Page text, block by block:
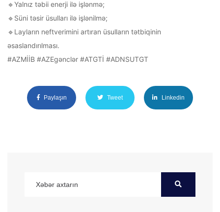
🔹Yalnız təbii enerji ilə işlənmə;
🔹Süni təsir üsulları ilə işlənilmə;
🔹Layların neftverimini artıran üsulların tətbiqinin
əsaslandırılması.
#AZMİİB #AZEgənclər #ATGTİ #ADNSUTGT
Paylaşın Tweet Linkedin